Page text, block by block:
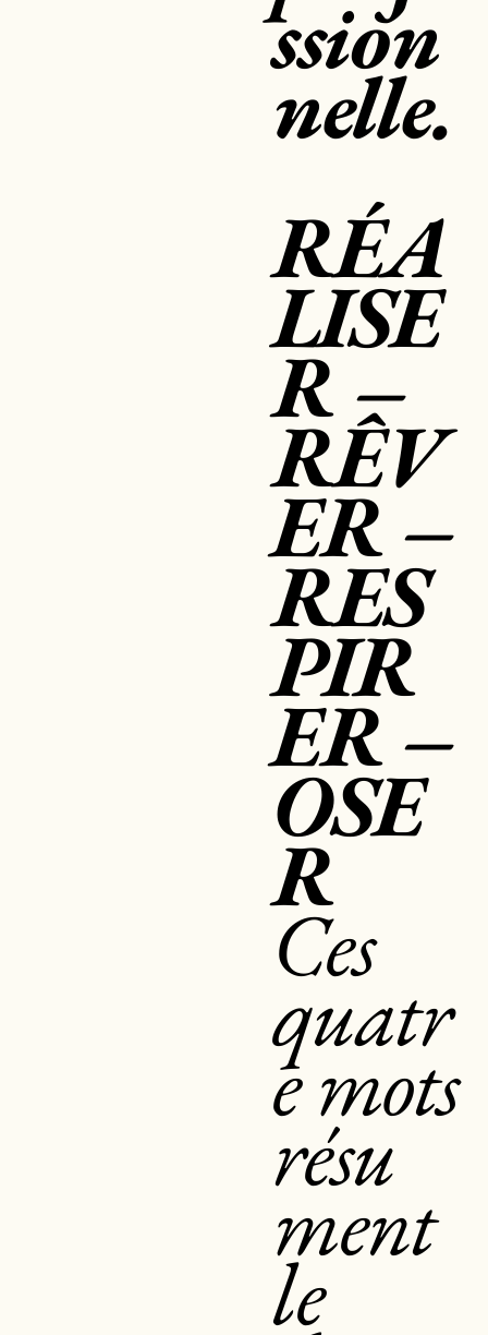
ssion
nelle.
RÉA
LISE
R –
RÊV
ER –
RES
PIR
ER –
OSE
R
Ces
quatr
e mots
résu
ment
le